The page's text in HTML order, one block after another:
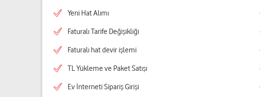
Yeni Hat Alımı
Faturalı Tarife Değişikliği
Faturalı hat devir işlemi
TL Yükleme ve Paket Satışı
Ev İnterneti Sipariş Girişi